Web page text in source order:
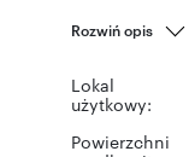
Rozwiń opis
Lokal
użytkowy:
Powierzchni